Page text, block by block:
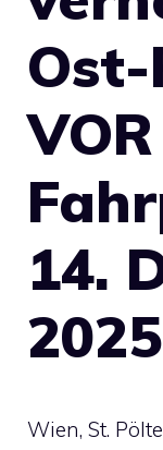
Ost-
14.
2025
Wien, St.